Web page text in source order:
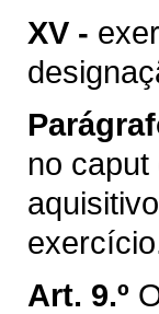
XV -
no
Art. 9.º